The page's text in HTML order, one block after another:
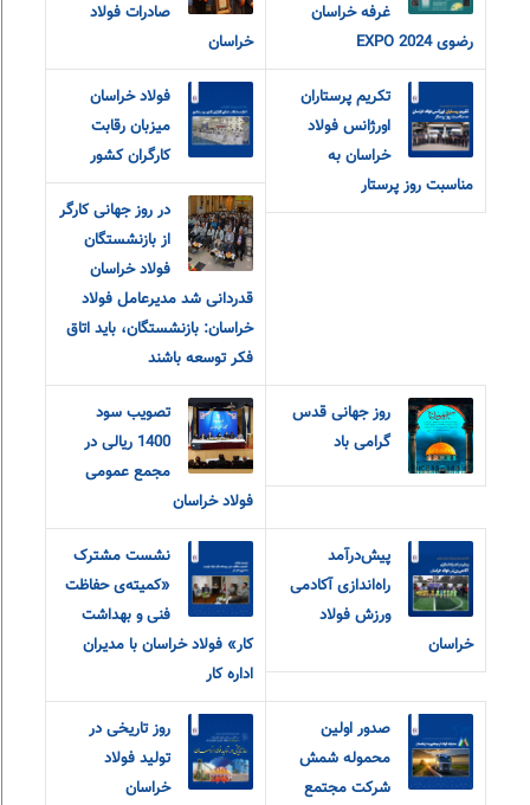
غرفه خراسان
رضوی EXPO 2024
صادرات فولاد
خراسان
تکریم پرستاران
اورژانس فولاد
خراسان به
مناسبت روز پرستار
فولاد خراسان
میزبان رقابت
کارگران کشور
در روز جهانی کارگر
از بازنشستگان
فولاد خراسان
قدردانی شد مدیرعامل فولاد
خراسان: بازنشستگان، باید اتاق
فکر توسعه باشند
روز جهانی قدس
گرامی باد
تصویب سود
1400 ریالی در
مجمع عمومی
فولاد خراسان
پیش‌درآمد
راه‌اندازی آکادمی
ورزش فولاد
خراسان
نشست مشترک
«کمیته‌ی حفاظت
فنی و بهداشت
کار» فولاد خراسان با مدیران
اداره کار
صدور اولین
محموله شمش
شرکت مجتمع
روز تاریخی در
تولید فولاد
خراسان